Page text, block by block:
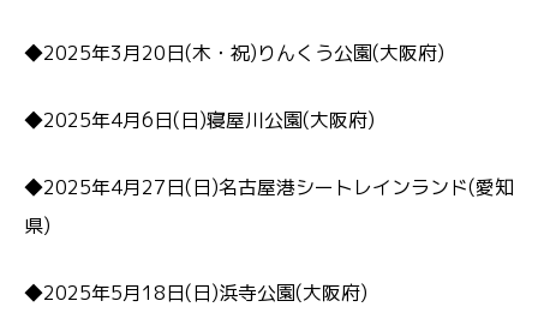
◆2025年3月20日(木・祝)りんくう公園(大阪府)
◆2025年4月6日(日)寝屋川公園(大阪府)
◆2025年4月27日(日)名古屋港シートレインランド(愛知
県)
◆2025年5月18日(日)浜寺公園(大阪府)